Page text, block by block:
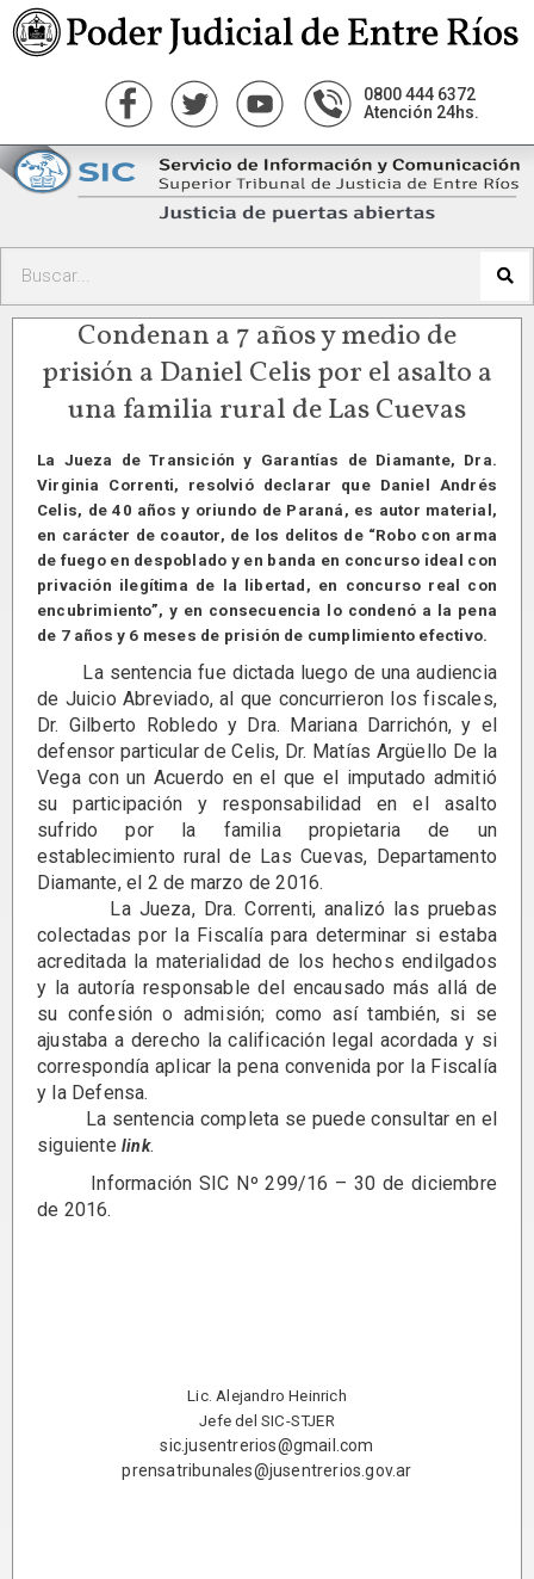
0800 444 6372
Atención 24hs.
Condenan a 7 años y medio de
prisión a Daniel Celis por el asalto a
una familia rural de Las Cuevas
La Jueza de Transición y Garantías de Diamante, Dra.
Virginia Correnti, resolvió declarar que Daniel Andrés
Celis, de 40 años y oriundo de Paraná, es autor material,
en carácter de coautor, de los delitos de “Robo con arma
de fuego en despoblado y en banda en concurso ideal con
privación ilegítima de la libertad, en concurso real con
encubrimiento”, y en consecuencia lo condenó a la pena
de 7 años y 6 meses de prisión de cumplimiento efectivo.
La sentencia fue dictada luego de una audiencia
de Juicio Abreviado, al que concurrieron los fiscales,
Dr. Gilberto Robledo y Dra. Mariana Darrichón, y el
defensor particular de Celis, Dr. Matías Argüello De la
Vega con un Acuerdo en el que el imputado admitió
su participación y responsabilidad en el asalto
sufrido por la familia propietaria de un
establecimiento rural de Las Cuevas, Departamento
Diamante, el 2 de marzo de 2016.
La Jueza, Dra. Correnti, analizó las pruebas
colectadas por la Fiscalía para determinar si estaba
acreditada la materialidad de los hechos endilgados
y la autoría responsable del encausado más allá de
su confesión o admisión; como así también, si se
ajustaba a derecho la calificación legal acordada y si
correspondía aplicar la pena convenida por la Fiscalía
y la Defensa.
La sentencia completa se puede consultar en el
siguiente link.
Información SIC Nº 299/16 – 30 de diciembre
de 2016.
Lic. Alejandro Heinrich
Jefe del SIC-STJER
sic.jusentrerios@gmail.com
prensatribunales@jusentrerios.gov.ar